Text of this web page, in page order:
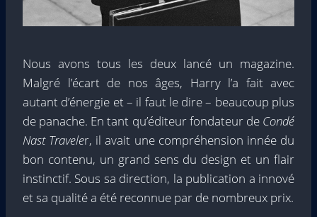
Nous avons tous les deux lancé un magazine.
Malgré l’écart de nos âges, Harry l’a fait avec
autant d’énergie et – il faut le dire – beaucoup plus
de panache. En tant qu’éditeur fondateur de Condé
Nast Traveler, il avait une compréhension innée du
bon contenu, un grand sens du design et un flair
instinctif. Sous sa direction, la publication a innové
et sa qualité a été reconnue par de nombreux prix.